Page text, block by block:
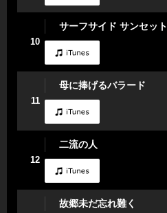
10
サーフサイド サンセット
11
母に捧げるバラード
12
二流の人
故郷未だ忘れ難く